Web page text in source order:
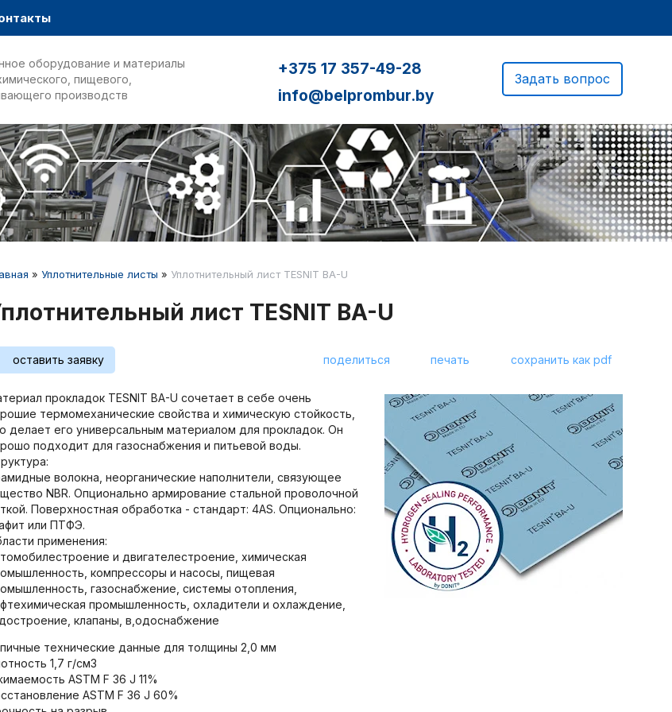
оборудование и материалы
пищевого,
производств
+375 17 357-49-28
info@belprombur.by
Задать вопрос
» Уплотнительные листы » Уплотнительный лист TESNIT BA-U
лист TESNIT BA-U
оставить заявку поделиться печать сохранить как pdf
прокладок TESNIT BA-U сочетает в себе очень
термомеханические свойства и химическую стойкость,
делает его универсальным материалом для прокладок. Он
подходит для газоснабжения и питьевой воды.
волокна, неорганические наполнители, связующее
NBR. Опционально армирование стальной проволочной
Поверхностная обработка - стандарт: 4AS. Опционально:
или ПТФЭ.
применения:
и двигателестроение, химическая
компрессоры и насосы, пищевая
газоснабжение, системы отопления,
промышленность, охладители и охлаждение,
клапаны, в,одоснабжение
технические данные для толщины 2,0 мм
1,7 г/см3
ASTM F 36 J 11%
ASTM F 36 J 60%